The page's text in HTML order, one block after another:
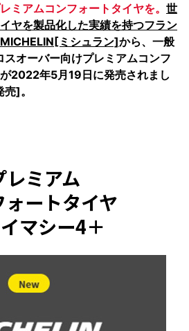
ミアムコンフォートタイヤを。 世
ヤを製品化した実績を持つフラン
ミシュラン]から、一般
オーバー向けプレミアムコンフ
2022年5月19日に発売されまし
]。
レミアム
ォートタイヤ
マシー4＋